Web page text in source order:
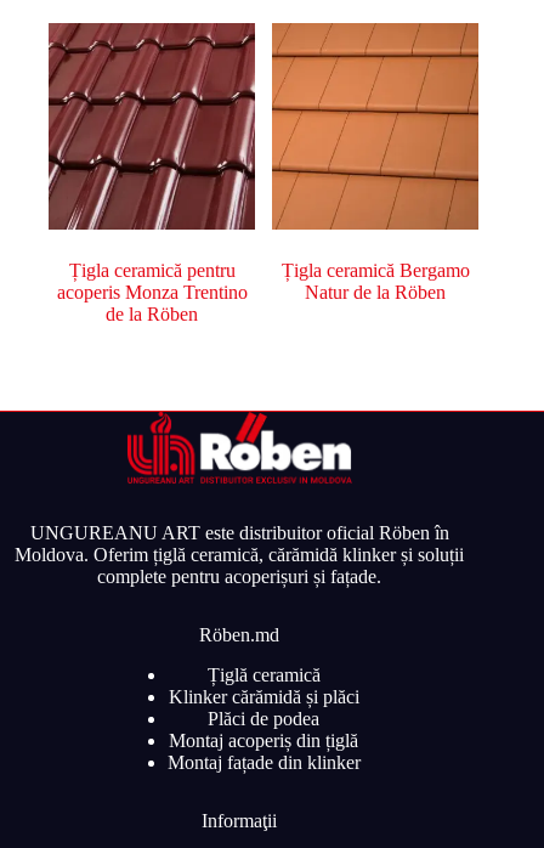
Țigla ceramică pentru
acoperis Monza Trentino
de la Röben
Țigla ceramică Bergamo
Natur de la Röben
UNGUREANU ART este distribuitor oficial Röben în
Moldova. Oferim țiglă ceramică, cărămidă klinker și soluții
complete pentru acoperișuri și fațade.
Röben.md
Țiglă ceramică
Klinker cărămidă și plăci
Plăci de podea
Montaj acoperiș din țiglă
Montaj fațade din klinker
Informaţii